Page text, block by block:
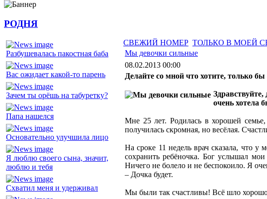
РОДНЯ
Разбушевалась пакостная баба
Вас ожидает какой-то парень
Зачем ты орёшь на табуретку?
Папа нашелся
Основательно улучшила лицо
Я люблю своего сына, значит,
люблю и тебя
Схватил меня и удерживал
СВЕЖИЙ НОМЕР ТОЛЬКО В МОЕЙ
Мы девочки сильные
08.02.2013 00:00
Делайте со мной что хотите, только
очень хотела
Мне 25 лет. Родилась в хорошей
получилась скромная, но весёлая.
На сроке 11 недель врач сказала, что
сохранить ребёночка. Бог услышал
Ничего не болело и не беспокоило. Я
– Дочка будет.
Мы были так счастливы! Всё шло